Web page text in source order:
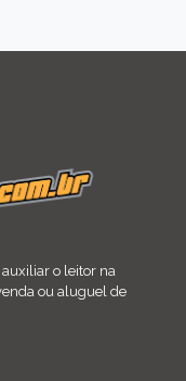
o leitor na
ou aluguel de